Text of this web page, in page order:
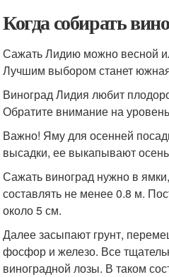
Когда собирать
Сажать Лидию можно весной
Лучшим выбором станет
Виноград Лидия любит
Обратите внимание на
Важно! Яму для осенней
высадки, ее выкапывают
Сажать виноград нужно в
составлять не менее 0.8 м.
около 5 см.
Далее засыпают грунт,
фосфор и железо. Все
виноградной лозы. В таком